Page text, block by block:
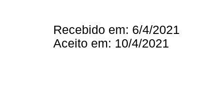
Recebido em: 6/4/2021
Aceito em: 10/4/2021